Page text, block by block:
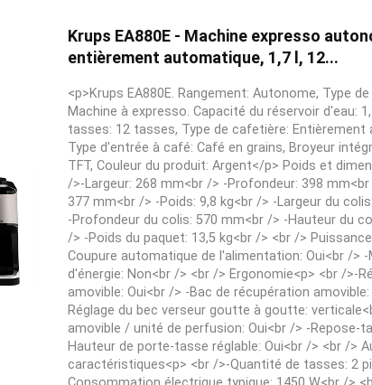
Krups EA880E - Machine expresso
entièrement automatique, 1,7 l, 12...
<p>Krups EA880E. Rangement: Autonome, Type
Machine à expresso. Capacité du réservoir d'eau:
tasses: 12 tasses, Type de cafetière: Entièrement
Type d'entrée à café: Café en grains, Broyeur
TFT, Couleur du produit: Argent</p> Poids et
/>-Largeur: 268 mm<br /> -Profondeur: 398
377 mm<br /> -Poids: 9,8 kg<br /> -Largeur du
-Profondeur du colis: 570 mm<br /> -Hauteur du
/> -Poids du paquet: 13,5 kg<br /> <br />
Coupure automatique de l'alimentation: Oui<br />
d'énergie: Non<br /> <br /> Ergonomie<p> <br />-
amovible: Oui<br /> -Bac de récupération amovible:
Réglage du bec verseur goutte à goutte:
amovible / unité de perfusion: Oui<br /> -Repose-
Hauteur de porte-tasse réglable: Oui<br /> <br />
caractéristiques<p> <br />-Quantité de tasses: 2